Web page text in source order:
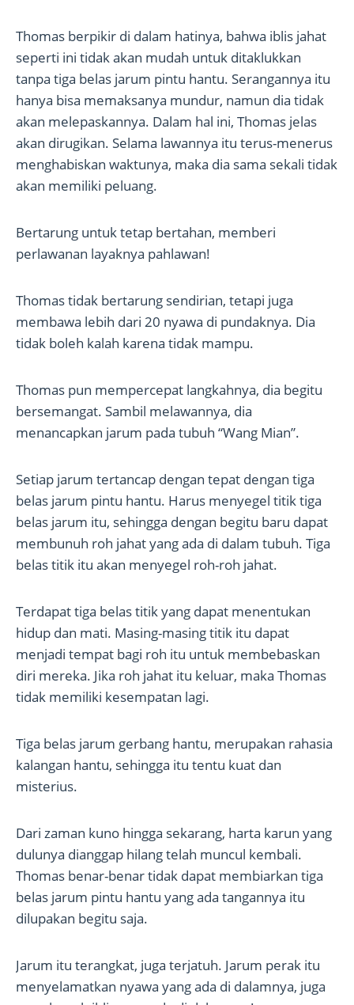
Thomas berpikir di dalam hatinya, bahwa iblis jahat
seperti ini tidak akan mudah untuk ditaklukkan
tanpa tiga belas jarum pintu hantu. Serangannya itu
hanya bisa memaksanya mundur, namun dia tidak
akan melepaskannya. Dalam hal ini, Thomas jelas
akan dirugikan. Selama lawannya itu terus-menerus
menghabiskan waktunya, maka dia sama sekali tidak
akan memiliki peluang.
Bertarung untuk tetap bertahan, memberi
perlawanan layaknya pahlawan!
Thomas tidak bertarung sendirian, tetapi juga
membawa lebih dari 20 nyawa di pundaknya. Dia
tidak boleh kalah karena tidak mampu.
Thomas pun mempercepat langkahnya, dia begitu
bersemangat. Sambil melawannya, dia
menancapkan jarum pada tubuh “Wang Mian”.
Setiap jarum tertancap dengan tepat dengan tiga
belas jarum pintu hantu. Harus menyegel titik tiga
belas jarum itu, sehingga dengan begitu baru dapat
membunuh roh jahat yang ada di dalam tubuh. Tiga
belas titik itu akan menyegel roh-roh jahat.
Terdapat tiga belas titik yang dapat menentukan
hidup dan mati. Masing-masing titik itu dapat
menjadi tempat bagi roh itu untuk membebaskan
diri mereka. Jika roh jahat itu keluar, maka Thomas
tidak memiliki kesempatan lagi.
Tiga belas jarum gerbang hantu, merupakan rahasia
kalangan hantu, sehingga itu tentu kuat dan
misterius.
Dari zaman kuno hingga sekarang, harta karun yang
dulunya dianggap hilang telah muncul kembali.
Thomas benar-benar tidak dapat membiarkan tiga
belas jarum pintu hantu yang ada tangannya itu
dilupakan begitu saja.
Jarum itu terangkat, juga terjatuh. Jarum perak itu
menyelamatkan nyawa yang ada di dalamnya, juga